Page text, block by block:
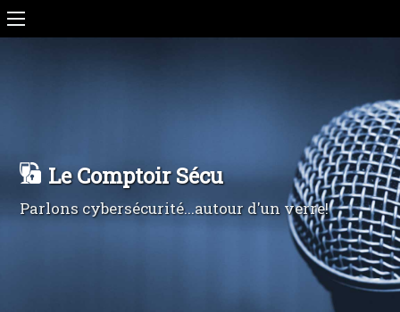
Le Comptoir Sécu
Parlons cybersécurité...autour d'un verre!